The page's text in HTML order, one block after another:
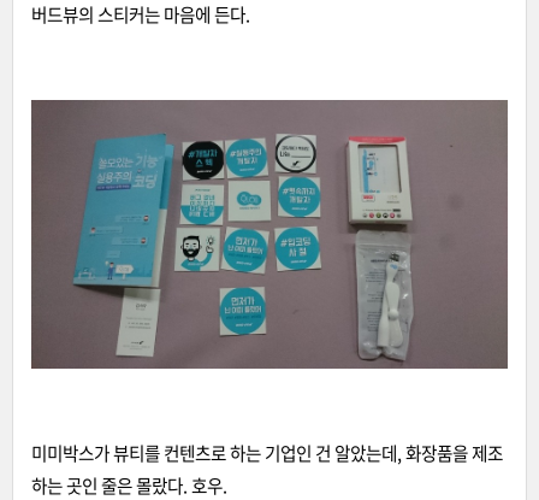
버드뷰의 스티커는 마음에 든다.
미미박스가 뷰티를 컨텐츠로 하는 기업인 건 알았는데, 화장품을 제조
하는 곳인 줄은 몰랐다. 호우.